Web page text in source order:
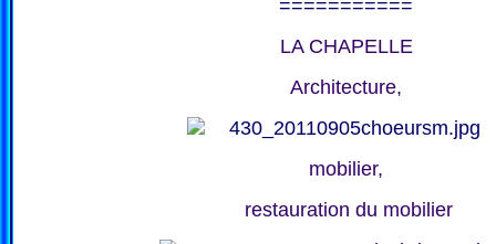
===========
LA CHAPELLE
Architecture,
mobilier,
restauration du mobilier